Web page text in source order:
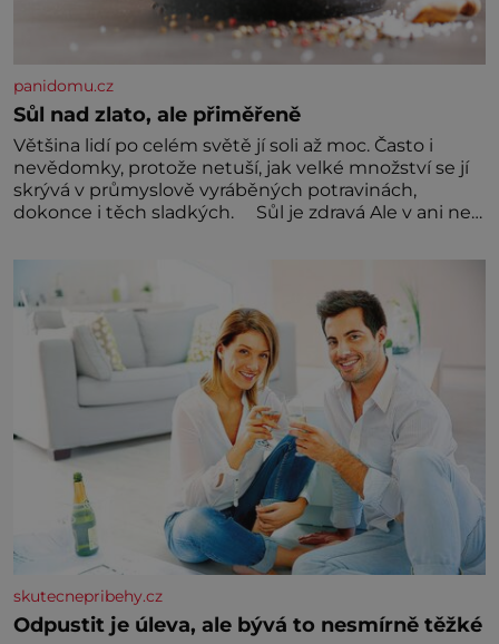
panidomu.cz
Sůl nad zlato, ale přiměřeně
Většina lidí po celém světě jí soli až moc. Často i
nevědomky, protože netuší, jak velké množství se jí
skrývá v průmyslově vyráběných potravinách,
dokonce i těch sladkých. Sůl je zdravá Ale v ani ne
běžné. Její základní složky– sodík a chlór – jsou
skutecnepribehy.cz
Odpustit je úleva, ale bývá to nesmírně těžké